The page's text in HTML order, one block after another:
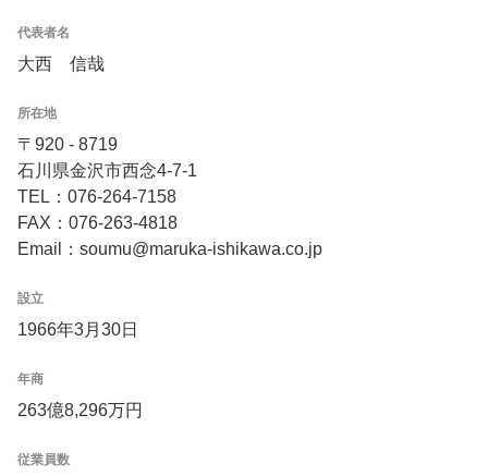
代表者名
大西 信哉
所在地
〒920 - 8719
石川県金沢市西念4-7-1
TEL：076-264-7158
FAX：076-263-4818
Email：soumu@maruka-ishikawa.co.jp
設立
1966年3月30日
年商
263億8,296万円
従業員数